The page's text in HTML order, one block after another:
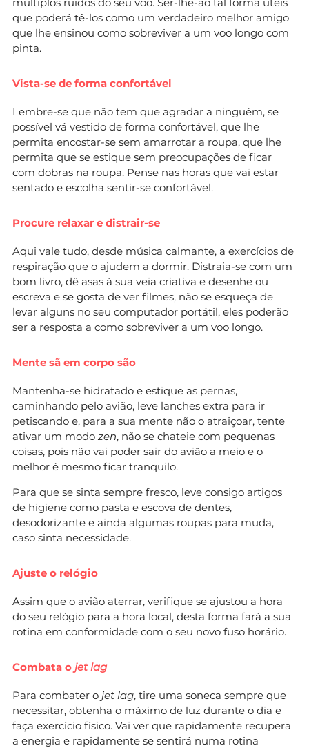
que poderá tê-los como um verdadeiro melhor amigo
que lhe ensinou como sobreviver a um voo longo com
pinta.
Vista-se de forma confortável
Lembre-se que não tem que agradar a ninguém, se
possível vá vestido de forma confortável, que lhe
permita encostar-se sem amarrotar a roupa, que lhe
permita que se estique sem preocupações de ficar
com dobras na roupa. Pense nas horas que vai estar
sentado e escolha sentir-se confortável.
Procure relaxar e distrair-se
Aqui vale tudo, desde música calmante, a exercícios de
respiração que o ajudem a dormir. Distraia-se com um
bom livro, dê asas à sua veia criativa e desenhe ou
escreva e se gosta de ver filmes, não se esqueça de
levar alguns no seu computador portátil, eles poderão
ser a resposta a como sobreviver a um voo longo.
Mente sã em corpo são
Mantenha-se hidratado e estique as pernas,
caminhando pelo avião, leve lanches extra para ir
petiscando e, para a sua mente não o atraiçoar, tente
ativar um modo zen, não se chateie com pequenas
coisas, pois não vai poder sair do avião a meio e o
melhor é mesmo ficar tranquilo.
Para que se sinta sempre fresco, leve consigo artigos
de higiene como pasta e escova de dentes,
desodorizante e ainda algumas roupas para muda,
caso sinta necessidade.
Ajuste o relógio
Assim que o avião aterrar, verifique se ajustou a hora
do seu relógio para a hora local, desta forma fará a sua
rotina em conformidade com o seu novo fuso horário.
Combata o jet lag
Para combater o jet lag, tire uma soneca sempre que
necessitar, obtenha o máximo de luz durante o dia e
faça exercício físico. Vai ver que rapidamente recupera
a energia e rapidamente se sentirá numa rotina